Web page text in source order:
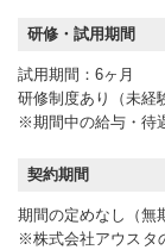
研修・試用期間
試用期間：6ヶ月
研修制度あり（未経
※期間中の給与・待
契約期間
期間の定めなし（無
※株式会社アウスタ